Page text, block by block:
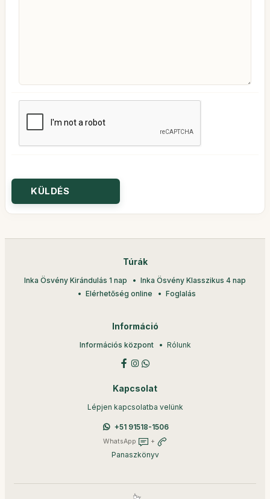
Túrák
Inka Ösvény Kirándulás 1 nap
Inka Ösvény Klasszikus 4 nap
Elérhetőség online
Foglalás
Információ
Információs központ Rólunk
Kapcsolat
Lépjen kapcsolatba velünk
+51 91518-1506
WhatsApp +
Panaszkönyv